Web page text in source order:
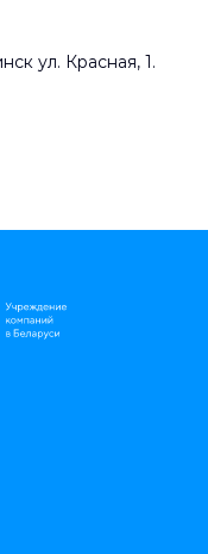
ул. Красная, 1.